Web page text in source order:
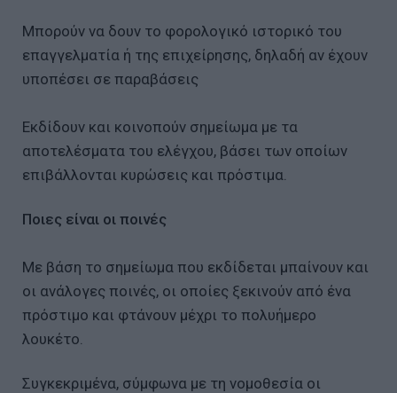
Μπορούν να δουν το φορολογικό ιστορικό του
επαγγελματία ή της επιχείρησης, δηλαδή αν έχουν
υποπέσει σε παραβάσεις
Εκδίδουν και κοινοπούν σημείωμα με τα
αποτελέσματα του ελέγχου, βάσει των οποίων
επιβάλλονται κυρώσεις και πρόστιμα.
Ποιες είναι οι ποινές
Με βάση το σημείωμα που εκδίδεται μπαίνουν και
οι ανάλογες ποινές, οι οποίες ξεκινούν από ένα
πρόστιμο και φτάνουν μέχρι το πολυήμερο
λουκέτο.
Συγκεκριμένα, σύμφωνα με τη νομοθεσία οι